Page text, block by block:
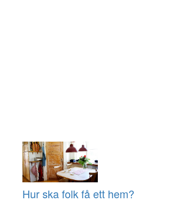
Hur ska folk få ett hem?